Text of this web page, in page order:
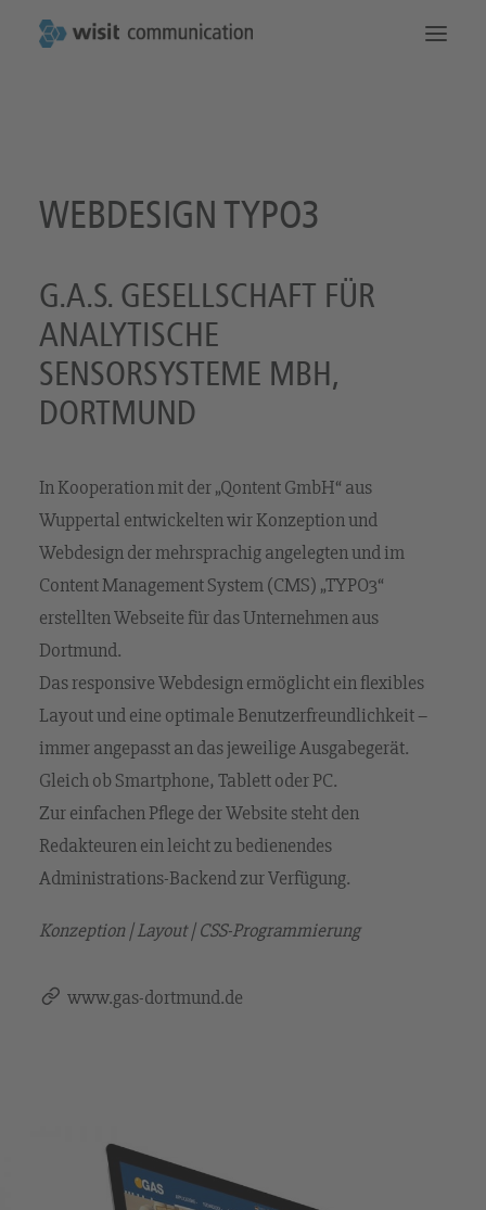
WEBDESIGN TYPO3
G.A.S. GESELLSCHAFT FÜR
ANALYTISCHE
SENSORSYSTEME MBH,
DORTMUND
In Kooperation mit der „Qontent GmbH“ aus
Wuppertal entwickelten wir Konzeption und
Webdesign der mehrsprachig angelegten und im
Content Management System (CMS) „TYPO3“
erstellten Webseite für das Unternehmen aus
Dortmund.
Das responsive Webdesign ermöglicht ein flexibles
Layout und eine optimale Benutzerfreundlichkeit –
immer angepasst an das jeweilige Ausgabegerät.
Gleich ob Smartphone, Tablett oder PC.
Zur einfachen Pflege der Website steht den
Redakteuren ein leicht zu bedienendes
Administrations-Backend zur Verfügung.
Konzeption | Layout | CSS-Programmierung
www.gas-dortmund.de